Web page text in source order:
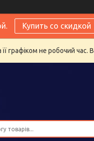
Купить со скидкой
графіком не робочий